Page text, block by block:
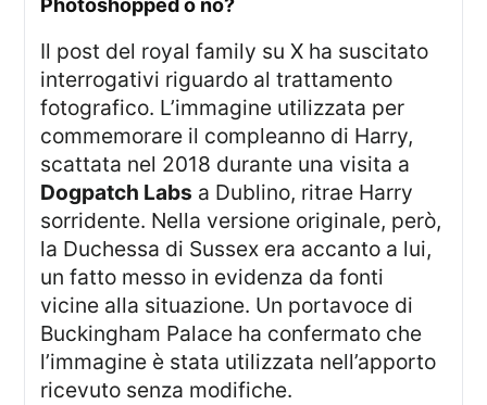
Photoshopped o no?
Il post del royal family su X ha suscitato
interrogativi riguardo al trattamento
fotografico. L’immagine utilizzata per
commemorare il compleanno di Harry,
scattata nel 2018 durante una visita a
Dogpatch Labs a Dublino, ritrae Harry
sorridente. Nella versione originale, però,
la Duchessa di Sussex era accanto a lui,
un fatto messo in evidenza da fonti
vicine alla situazione. Un portavoce di
Buckingham Palace ha confermato che
l’immagine è stata utilizzata nell’apporto
ricevuto senza modifiche.